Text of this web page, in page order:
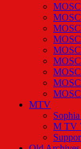
MTV
M TV